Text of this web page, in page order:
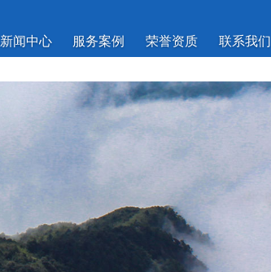
新闻中心 服务案例 荣誉资质 联系我们